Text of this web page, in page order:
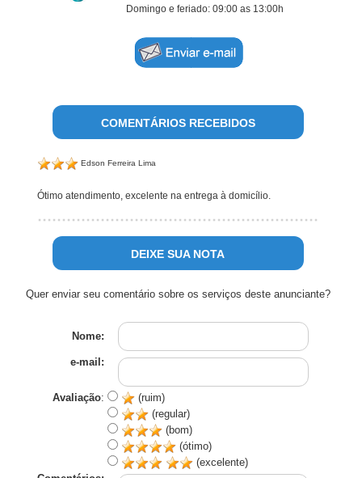
Domingo e feriado: 09:00 as 13:00h
COMENTÁRIOS RECEBIDOS
Edson Ferreira Lima
Ótimo atendimento, excelente na entrega à domicílio.
DEIXE SUA NOTA
Quer enviar seu comentário sobre os serviços deste anunciante?
Nome:
e-mail:
Avaliação:
(ruim)
(regular)
(bom)
(ótimo)
(excelente)